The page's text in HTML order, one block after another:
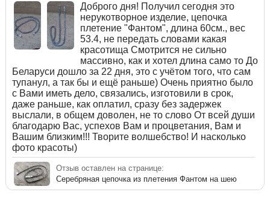
Доброго дня! Получил сегодня это
нерукотворное изделие, цепочка
плетение "Фантом", длина 60см., вес
53.4, не передать словами какая
красотища Смотрится не сильно
массивно, как и хотел длина само то До
Беларуси дошло за 22 дня, это с учётом того, что сам
тупанул, а так бы и ещё раньше) Очень приятно было
с Вами иметь дело, связались, изготовили в срок,
даже раньше, как оплатил, сразу без задержек
выслали, в общем доволен, не то слово От всей души
благодарю Вас, успехов Вам и процветания, Вам и
Вашим близким!!! Творите волшебство! И насколько
фото красоты)
Отзыв оставлен на странице:
Серебряная цепочка из плетения Фантом на шею